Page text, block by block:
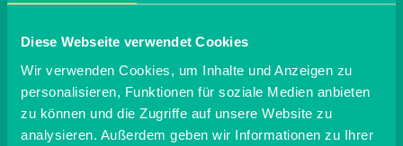
Diese Webseite verwendet Cookies
Wir verwenden Cookies, um Inhalte und Anzeigen zu
personalisieren, Funktionen für soziale Medien anbieten
zu können und die Zugriffe auf unsere Website zu
analysieren. Außerdem geben wir Informationen zu Ihrer
Erdbeerpflanzen litten zunächst unter den kühlen
Bedingungen des Frühjahrs, dann beschleunigten die
warmen Bedingungen im Mai und Anfang Juni
jedoch die Reife der Beere, sodass die Erntesaison
früher als angenommen beendet wurde.